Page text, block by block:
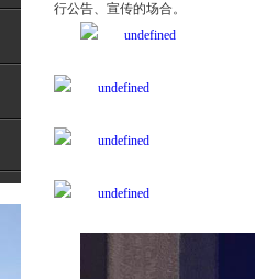
行公告、宣传的场合。